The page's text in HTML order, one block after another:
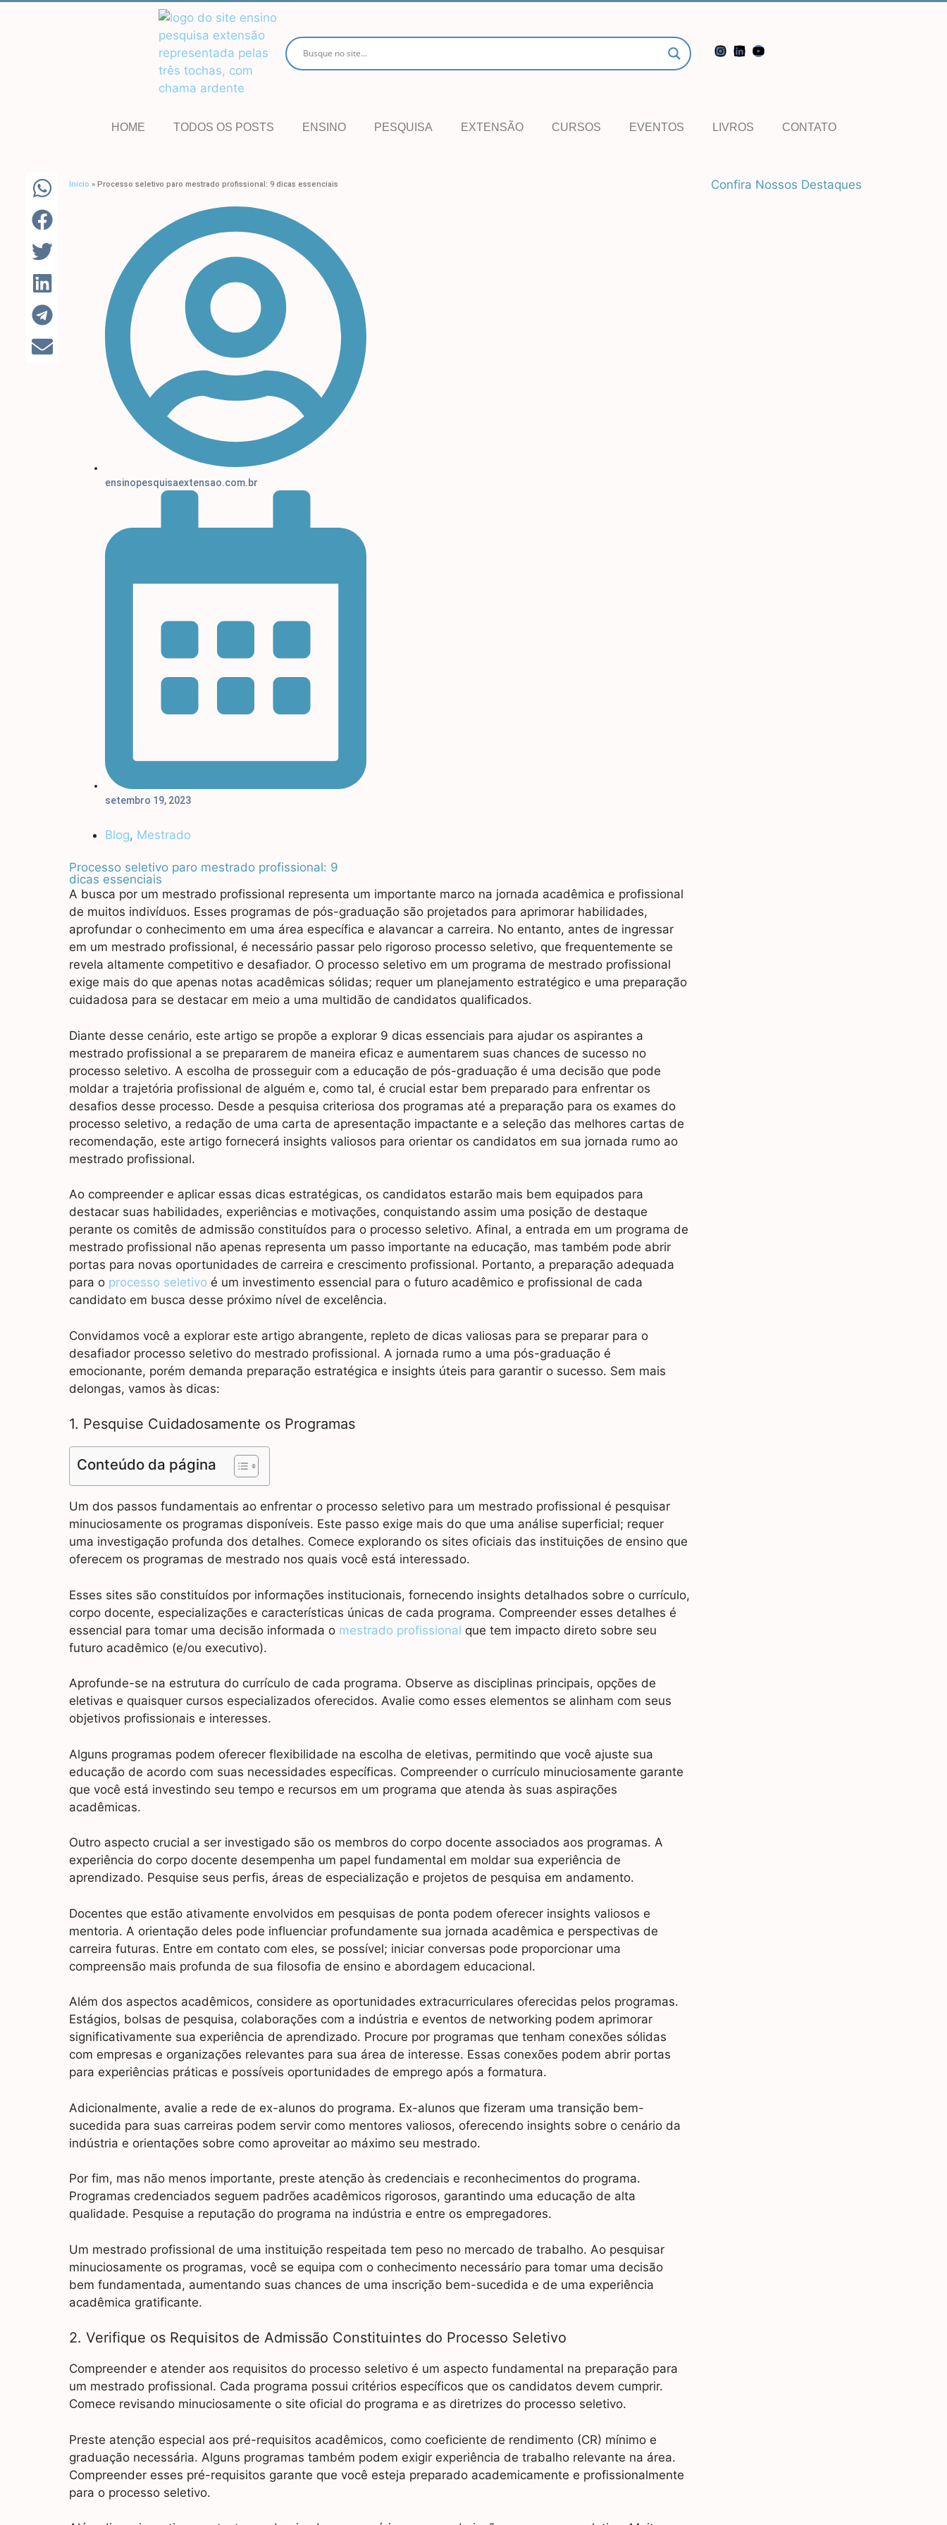
HOME TODOS OS POSTS ENSINO PESQUISA EXTENSÃO CURSOS EVENTOS LIVROS CONTATO
Início » Processo seletivo paro mestrado profissional: 9 dicas essenciais
ensinopesquisaextensao.com.br
setembro 19, 2023
Blog, Mestrado
Processo seletivo paro mestrado profissional: 9
dicas essenciais
A busca por um mestrado profissional representa um importante marco na jornada acadêmica e profissional
de muitos indivíduos. Esses programas de pós-graduação são projetados para aprimorar habilidades,
aprofundar o conhecimento em uma área específica e alavancar a carreira. No entanto, antes de ingressar
em um mestrado profissional, é necessário passar pelo rigoroso processo seletivo, que frequentemente se
revela altamente competitivo e desafiador. O processo seletivo em um programa de mestrado profissional
exige mais do que apenas notas acadêmicas sólidas; requer um planejamento estratégico e uma preparação
cuidadosa para se destacar em meio a uma multidão de candidatos qualificados.
Diante desse cenário, este artigo se propõe a explorar 9 dicas essenciais para ajudar os aspirantes a
mestrado profissional a se prepararem de maneira eficaz e aumentarem suas chances de sucesso no
processo seletivo. A escolha de prosseguir com a educação de pós-graduação é uma decisão que pode
moldar a trajetória profissional de alguém e, como tal, é crucial estar bem preparado para enfrentar os
desafios desse processo. Desde a pesquisa criteriosa dos programas até a preparação para os exames do
processo seletivo, a redação de uma carta de apresentação impactante e a seleção das melhores cartas de
recomendação, este artigo fornecerá insights valiosos para orientar os candidatos em sua jornada rumo ao
mestrado profissional.
Ao compreender e aplicar essas dicas estratégicas, os candidatos estarão mais bem equipados para
destacar suas habilidades, experiências e motivações, conquistando assim uma posição de destaque
perante os comitês de admissão constituídos para o processo seletivo. Afinal, a entrada em um programa de
mestrado profissional não apenas representa um passo importante na educação, mas também pode abrir
portas para novas oportunidades de carreira e crescimento profissional. Portanto, a preparação adequada
para o processo seletivoé um investimento essencial para o futuro acadêmico e profissional de cada
candidato em busca desse próximo nível de excelência.
Convidamos você a explorar este artigo abrangente, repleto de dicas valiosas para se preparar para o
desafiador processo seletivo do mestrado profissional. A jornada rumo a uma pós-graduação é
emocionante, porém demanda preparação estratégica e insights úteis para garantir o sucesso. Sem mais
delongas, vamos às dicas:
1. Pesquise Cuidadosamente os Programas
Conteúdo da página
Um dos passos fundamentais ao enfrentar o processo seletivo para um mestrado profissional é pesquisar
minuciosamente os programas disponíveis. Este passo exige mais do que uma análise superficial; requer
uma investigação profunda dos detalhes. Comece explorando os sites oficiais das instituições de ensino que
oferecem os programas de mestrado nos quais você está interessado.
Esses sites são constituídos por informações institucionais, fornecendo insights detalhados sobre o currículo,
corpo docente, especializações e características únicas de cada programa. Compreender esses detalhes é
essencial para tomar uma decisão informada o mestrado profissional que tem impacto direto sobre seu
futuro acadêmico (e/ou executivo).
Aprofunde-se na estrutura do currículo de cada programa. Observe as disciplinas principais, opções de
eletivas e quaisquer cursos especializados oferecidos. Avalie como esses elementos se alinham com seus
objetivos profissionais e interesses.
Alguns programas podem oferecer flexibilidade na escolha de eletivas, permitindo que você ajuste sua
educação de acordo com suas necessidades específicas. Compreender o currículo minuciosamente garante
que você está investindo seu tempo e recursos em um programa que atenda às suas aspirações
acadêmicas.
Outro aspecto crucial a ser investigado são os membros do corpo docente associados aos programas. A
experiência do corpo docente desempenha um papel fundamental em moldar sua experiência de
aprendizado. Pesquise seus perfis, áreas de especialização e projetos de pesquisa em andamento.
Docentes que estão ativamente envolvidos em pesquisas de ponta podem oferecer insights valiosos e
mentoria. A orientação deles pode influenciar profundamente sua jornada acadêmica e perspectivas de
carreira futuras. Entre em contato com eles, se possível; iniciar conversas pode proporcionar uma
compreensão mais profunda de sua filosofia de ensino e abordagem educacional.
Além dos aspectos acadêmicos, considere as oportunidades extracurriculares oferecidas pelos programas.
Estágios, bolsas de pesquisa, colaborações com a indústria e eventos de networking podem aprimorar
significativamente sua experiência de aprendizado. Procure por programas que tenham conexões sólidas
com empresas e organizações relevantes para sua área de interesse. Essas conexões podem abrir portas
para experiências práticas e possíveis oportunidades de emprego após a formatura.
Adicionalmente, avalie a rede de ex-alunos do programa. Ex-alunos que fizeram uma transição bem-
sucedida para suas carreiras podem servir como mentores valiosos, oferecendo insights sobre o cenário da
indústria e orientações sobre como aproveitar ao máximo seu mestrado.
Por fim, mas não menos importante, preste atenção às credenciais e reconhecimentos do programa.
Programas credenciados seguem padrões acadêmicos rigorosos, garantindo uma educação de alta
qualidade. Pesquise a reputação do programa na indústria e entre os empregadores.
Um mestrado profissional de uma instituição respeitada tem peso no mercado de trabalho. Ao pesquisar
minuciosamente os programas, você se equipa com o conhecimento necessário para tomar uma decisão
bem fundamentada, aumentando suas chances de uma inscrição bem-sucedida e de uma experiência
acadêmica gratificante.
2. Verifique os Requisitos de Admissão Constituintes do Processo Seletivo
Compreender e atender aos requisitos do processo seletivo é um aspecto fundamental na preparação para
um mestrado profissional. Cada programa possui critérios específicos que os candidatos devem cumprir.
Comece revisando minuciosamente o site oficial do programa e as diretrizes do processo seletivo.
Preste atenção especial aos pré-requisitos acadêmicos, como coeficiente de rendimento (CR) mínimo e
graduação necessária. Alguns programas também podem exigir experiência de trabalho relevante na área.
Compreender esses pré-requisitos garante que você esteja preparado academicamente e profissionalmente
para o processo seletivo.
Confira Nossos Destaques